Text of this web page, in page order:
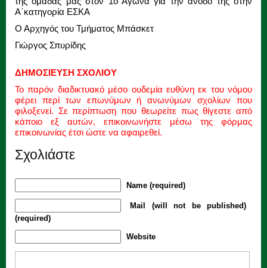
Α΄κατηγορία ΕΣΚΑ
Ο Αρχηγός του Τμήματος Μπάσκετ
Γιώργος Σπυρίδης
ΔΗΜΟΣΙΕΥΣΗ ΣΧΟΛΙΟΥ
Το παρόν διαδικτυακό μέσο ουδεμία ευθύνη εκ του νόμου
φέρει περί των επωνύμων ή ανωνύμων σχολίων που
φιλοξενεί. Σε περίπτωση που θεωρείτε πως θίγεστε από
κάποιο εξ αυτών, επικοινωνήστε μέσω της φόρμας
επικοινωνίας έτσι ώστε να αφαιρεθεί.
Σχολιάστε
Name (required)
Mail (will not be published)
(required)
Website